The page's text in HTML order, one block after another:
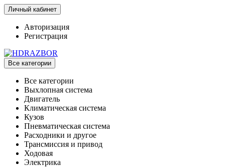
Личный кабинет
Авторизация
Регистрация
Все категории
Все категории
Выхлопная система
Двигатель
Климатическая система
Кузов
Пневматическая система
Расходники и другое
Трансмиссия и привод
Ходовая
Электрика